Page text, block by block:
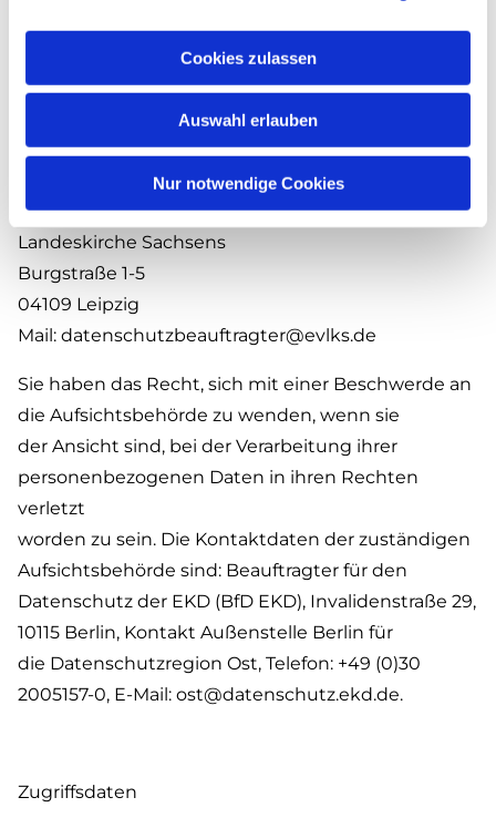
Cookies zulassen
Auswahl erlauben
Nur notwendige Cookies
Betrieblicher Datenschutzbeauftragter
Der betriebliche Datenschutzbeauftragte ist:
Herr
Zentrale Fachstelle Datenschutz der Ev.-Luth.
Landeskirche Sachsens
Burgstraße 1-5
04109 Leipzig
Mail: datenschutzbeauftragter@evlks.de
Sie haben das Recht, sich mit einer Beschwerde an
die Aufsichtsbehörde zu wenden, wenn sie
der Ansicht sind, bei der Verarbeitung ihrer
personenbezogenen Daten in ihren Rechten
verletzt
worden zu sein. Die Kontaktdaten der zuständigen
Aufsichtsbehörde sind: Beauftragter für den
Datenschutz der EKD (BfD EKD), Invalidenstraße 29,
10115 Berlin, Kontakt Außenstelle Berlin für
die Datenschutzregion Ost, Telefon: +49 (0)30
2005157-0, E-Mail: ost@datenschutz.ekd.de.
Zugriffsdaten